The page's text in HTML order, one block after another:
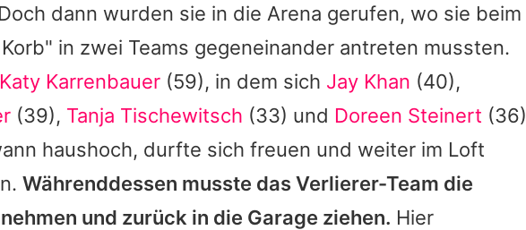
dann wurden sie in die Arena gerufen, wo sie beim
in zwei Teams gegeneinander antreten mussten.
Katy Karrenbauer (59), in dem sich Jay Khan (40),
(39), Tanja Tischewitsch (33) und Doreen Steinert (36)
haushoch, durfte sich freuen und weiter im Loft
Währenddessen musste das Verlierer-Team die
und zurück in die Garage ziehen. Hier